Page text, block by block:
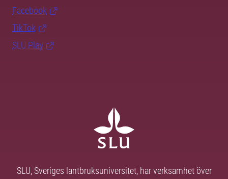
Facebook
TikTok
SLU Play
SLU, Sveriges lantbruksuniversitet, har verksamhet över